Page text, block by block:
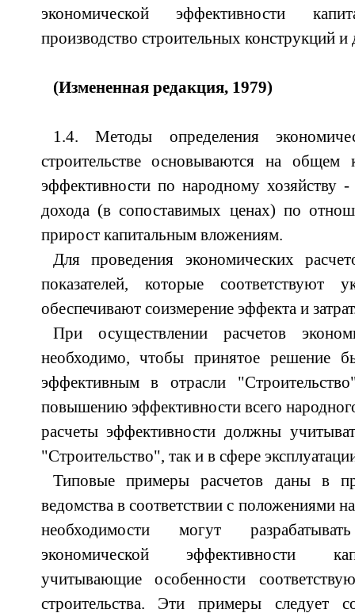
экономической эффективности
производство строительных конструкций и
(Измененная редакция, 1979)
1.4. Методы определения
строительстве основываются на общем
эффективности по народному хозяйству -
дохода (в сопоставимых ценах) по
прирост капитальным вложениям.
Для проведения экономических
показателей, которые соответствуют
обеспечивают соизмерение эффекта и
При осуществлении расчетов
необходимо, чтобы принятое решение
эффективным в отрасли
повышению эффективности всего
расчеты эффективности должны
"Строительство", так и в сфере
Типовые примеры расчетов даны в
ведомства в соответствии с положениями
необходимости могут
экономической эффективности
учитывающие особенности
строительства. Эти примеры следует